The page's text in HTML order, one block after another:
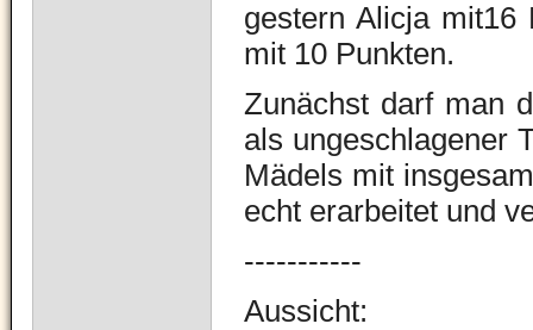
gestern Alicja mit16
mit 10 Punkten.
Zunächst darf man
als ungeschlagener
Mädels mit
echt erarbeitet und
-----------
Aussicht: